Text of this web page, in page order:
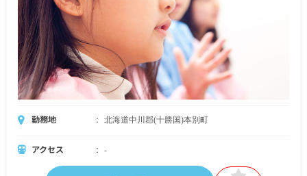
勤務地 北海道中川郡(十勝国)本別町
アクセス -